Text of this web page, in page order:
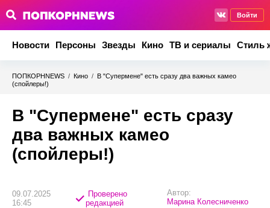
Войти
Новости Персоны Звезды Кино ТВ и сериалы Стиль
ПОПКОРНNEWS / Кино / В "Супермене" есть сразу два важных камео
(спойлеры!)
В "Супермене" есть сразу
два важных камео
(спойлеры!)
09.07.2025
16:45
Проверено
редакцией
Автор:
Марина Колесниченко